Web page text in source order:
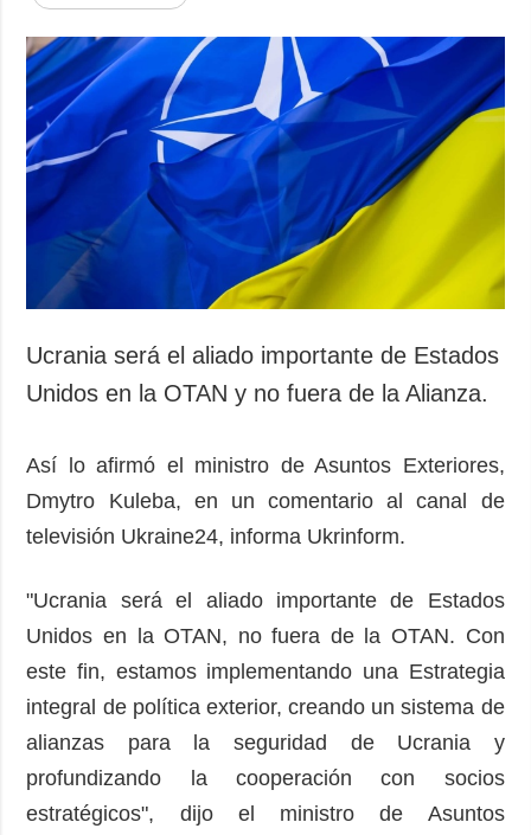
Política
Economía
Defensa
Sociedad y
Cultura
Deportes
Crimen
Desastres y
emergencias
Política de
privacidad y
protección de
datos personales
ADICIONAL
Podcasts
Entrevistas
Fotos
Video
SERVICIOS
Suscripción
Ucrania será el aliado importante de Estados
Unidos en la OTAN y no fuera de la Alianza.
Así lo afirmó el ministro de Asuntos Exteriores,
Dmytro Kuleba, en un comentario al canal de
televisión Ukraine24, informa Ukrinform.
"Ucrania será el aliado importante de Estados
Unidos en la OTAN, no fuera de la OTAN. Con
este fin, estamos implementando una Estrategia
integral de política exterior, creando un sistema de
alianzas para la seguridad de Ucrania y
profundizando la cooperación con socios
estratégicos", dijo el ministro de Asuntos